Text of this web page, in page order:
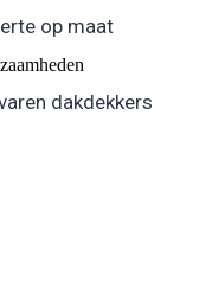
op maat
dakdekkers